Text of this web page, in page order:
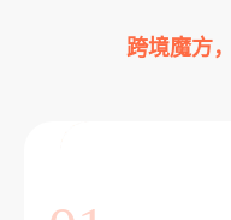
跨境魔方，